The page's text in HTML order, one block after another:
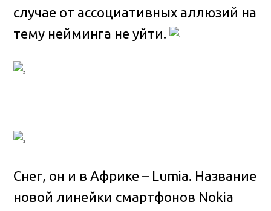
случае от ассоциативных аллюзий на
тему нейминга не уйти.
Снег, он и в Африке – Lumia. Название
новой линейки смартфонов Nokia